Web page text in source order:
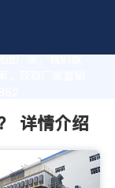
造厂家，我们致
获取厂家直销
详情介绍